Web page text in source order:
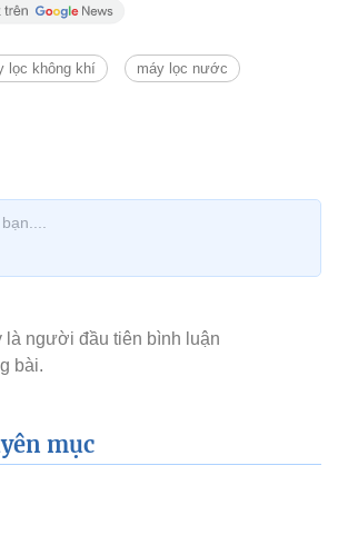
lọc không khí máy lọc nước
mục